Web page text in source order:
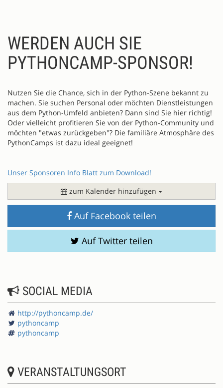
WERDEN AUCH SIE
PYTHONCAMP-SPONSOR!
Nutzen Sie die Chance, sich in der Python-Szene bekannt zu
machen. Sie suchen Personal oder möchten Dienstleistungen
aus dem Python-Umfeld anbieten? Dann sind Sie hier richtig!
Oder vielleicht profitieren Sie von der Python-Community und
möchten "etwas zurückgeben"? Die familiäre Atmosphäre des
PythonCamps ist dazu ideal geeignet!
Unser Sponsoren Info Blatt zum Download!
zum Kalender hinzufügen
Auf Facebook teilen
Auf Twitter teilen
SOCIAL MEDIA
http://pythoncamp.de/
pythoncamp
pythoncamp
VERANSTALTUNGSORT